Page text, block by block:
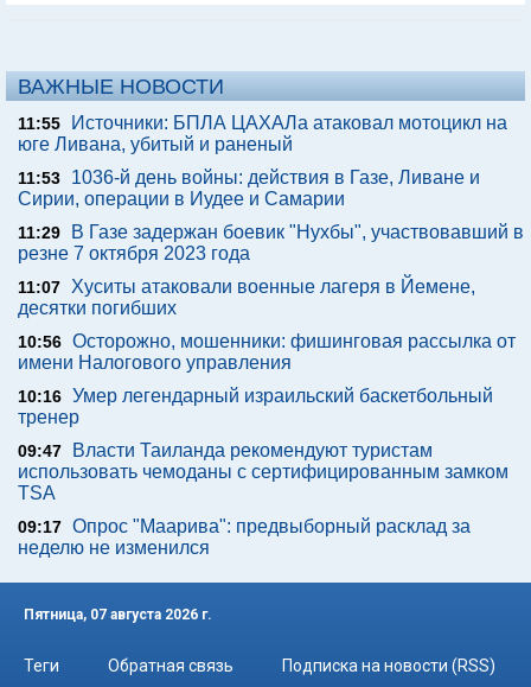
ВАЖНЫЕ НОВОСТИ
11:55
Источники: БПЛА ЦАХАЛа атаковал мотоцикл на
юге Ливана, убитый и раненый
11:53
1036-й день войны: действия в Газе, Ливане и
Сирии, операции в Иудее и Самарии
11:29
В Газе задержан боевик "Нухбы", участвовавший в
резне 7 октября 2023 года
11:07 Хуситы атаковали военные лагеря в Йемене,
десятки погибших
10:56 Осторожно, мошенники: фишинговая рассылка от
имени Налогового управления
10:16 Умер легендарный израильский баскетбольный
тренер
09:47
Власти Таиланда рекомендуют туристам
использовать чемоданы с сертифицированным замком
TSA
09:17 Опрос "Mаарива": предвыборный расклад за
неделю не изменился
Пятница, 07 августа 2026 г.
Теги Обратная связь
Подписка на новости (RSS)